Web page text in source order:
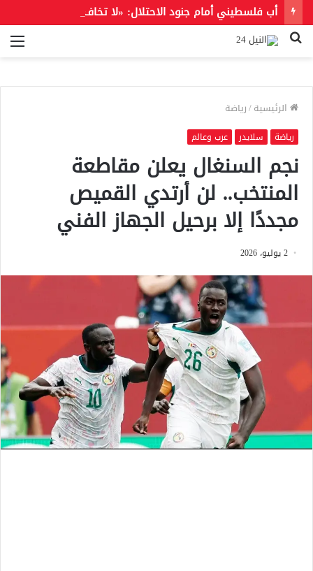
بحث
الرئيسية/رياضة
رياضة سلايدر عرب وعالم
نجم السنغال يعلن مقاطعة
المنتخب.. لن أرتدي القميص
مجددًا إلا برحيل الجهاز الفني
2 يوليو، 2026